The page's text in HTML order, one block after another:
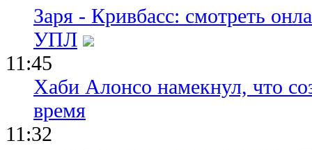
Заря - Кривбасс: смотреть
УПЛ
11:45
Хаби Алонсо намекнул, что
время
11:32